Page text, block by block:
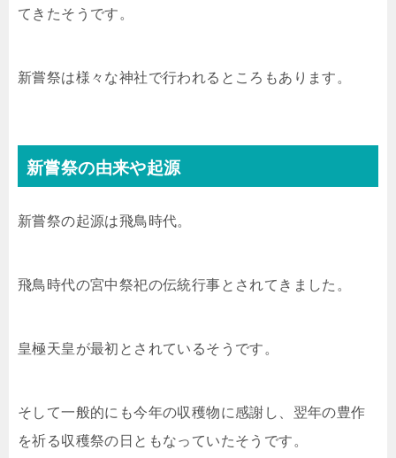
てきたそうです。
新嘗祭は様々な神社で行われるところもあります。
新嘗祭の由来や起源
新嘗祭の起源は飛鳥時代。
飛鳥時代の宮中祭祀の伝統行事とされてきました。
皇極天皇が最初とされているそうです。
そして一般的にも今年の収穫物に感謝し、翌年の豊作
を祈る収穫祭の日ともなっていたそうです。